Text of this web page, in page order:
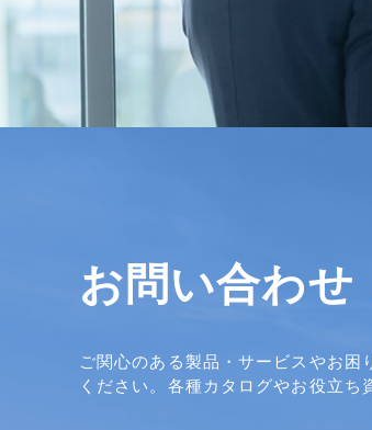
お問い合わせ
ご関心のある製品・サービスやお困
ください。各種カタログやお役立ち